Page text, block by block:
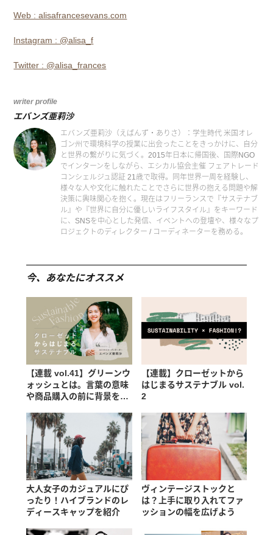
Web : alisafrancesevans.com
Instagram : @alisa_f
Twitter : @alisa_frances
writer profile
エバンズ亜莉沙
エバンズ亜莉沙（えばんず・ありさ）：学生時代 米国オレ
ゴン州で環境科学の授業に出会ったことをきっかけに、自分
と世界の繋がりに気づく。2015年日本に帰国後、国際NGO
でインターンをしながら、エシカル協会主催 フェアトレード
コンシェルジュ認証 21歳で取得。同年世界一周を経験し、
様々な人や文化に触れたことでさらに世界の抱える問題や解
決策に興味関心を抱く。現在はフリーランスで『サステナブ
ル』や『世界に自分に優しいライフスタイル』をキーワード
に、SNSを中心とした発信、イベントへの登壇や、様々なプ
ロジェクトのディレクター / コーディネーターを務める。
今、あなたにオススメ
【連載 vol.41】グリーンウ
ォッシュとは。言葉の意味
や商品購入の前に背景を知
【連載】クローゼットから
はじまるサステナブル vol.
2
大人女子のカジュアルにぴ
ったり！ハイブランドのレ
ディースキャップを紹介
ヴィンテージストックと
は？上手に取り入れてファ
ッションの幅を広げよう